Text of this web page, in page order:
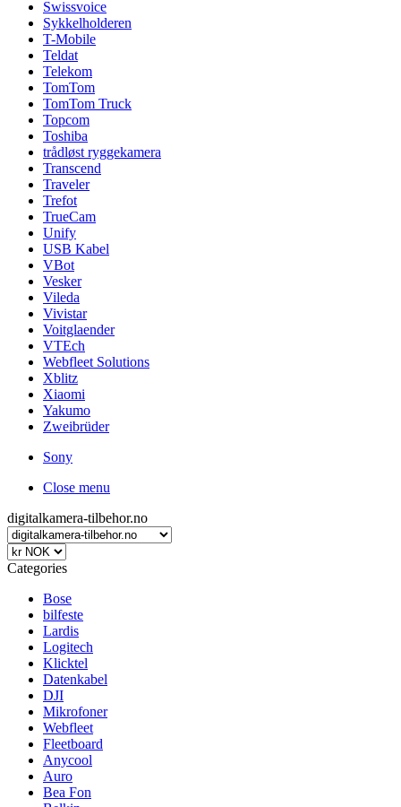
Swissvoice
Sykkelholderen
T-Mobile
Teldat
Telekom
TomTom
TomTom Truck
Topcom
Toshiba
trådløst ryggekamera
Transcend
Traveler
Trefot
TrueCam
Unify
USB Kabel
VBot
Vesker
Vileda
Vivistar
Voitglaender
VTEch
Webfleet Solutions
Xblitz
Xiaomi
Yakumo
Zweibrüder
Sony
Close menu
digitalkamera-tilbehor.no
Categories
Bose
bilfeste
Lardis
Logitech
Klicktel
Datenkabel
DJI
Mikrofoner
Webfleet
Fleetboard
Anycool
Auro
Bea Fon